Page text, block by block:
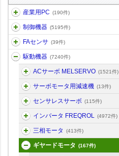
産業用PC (190件)
制御機器 (5195件)
FAセンサ (39件)
駆動機器 (7240件)
ACサーボ MELSERVO (1521件)
サーボモータ用減速機 (13件)
センサレスサーボ (115件)
インバータ FREQROL (4972件)
三相モータ (413件)
ギヤードモータ (167件)